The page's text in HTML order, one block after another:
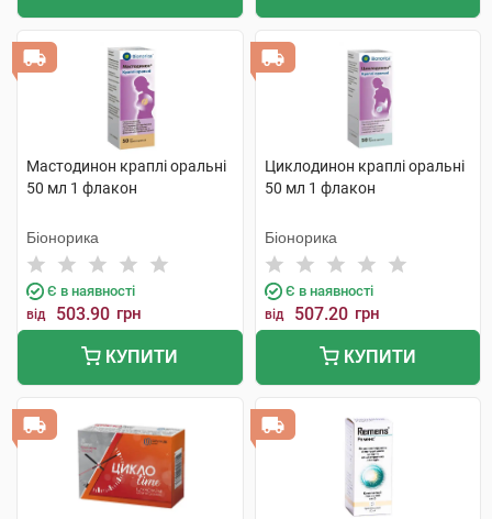
Мастодинон краплі оральні
50 мл 1 флакон
Біонорика
Є в наявності
від 503.90 грн
КУПИТИ
Циклодинон краплі оральні
50 мл 1 флакон
Біонорика
Є в наявності
від 507.20 грн
КУПИТИ